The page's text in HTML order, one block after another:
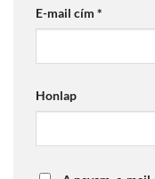
E-mail cím *
Honlap